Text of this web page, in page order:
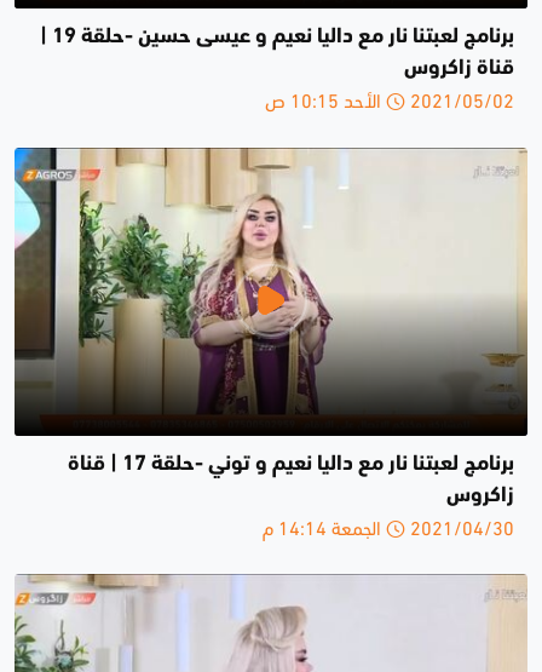
قناة زاكروس
2021/05/02 الأحد 10:15 ص
برنامج لعبتنا نار مع داليا نعيم و توني -حلقة 17 | قناة
زاكروس
2021/04/30 الجمعة 14:14 م